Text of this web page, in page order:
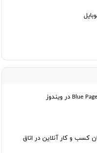
کسب و کار آنلاین در اتاق